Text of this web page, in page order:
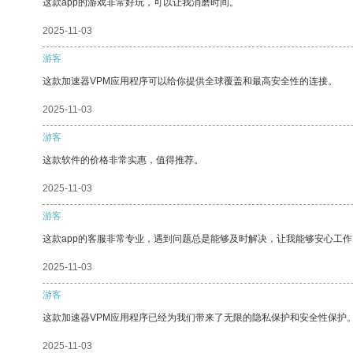
这款app的游戏非常好玩，可以让我消磨时间。
2025-11-03
游客
这款加速器VPM应用程序可以给你提供全球覆盖和最高安全性的连接。
2025-11-03
游客
这款软件的价格非常实惠，值得推荐。
2025-11-03
游客
这款app的客服非常专业，遇到问题总是能够及时解决，让我能够安心工
2025-11-03
游客
这款加速器VPM应用程序已经为我们带来了无限的隐私保护和安全性保护
2025-11-03